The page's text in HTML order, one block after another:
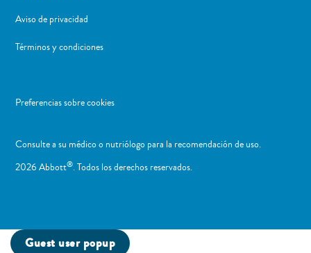
Aviso de privacidad
Términos y condiciones
Preferencias sobre cookies
Consulte a su médico o nutriólogo para la recomendación de uso. ​
2026 Abbott®. Todos los derechos reservados.
Guest user popup